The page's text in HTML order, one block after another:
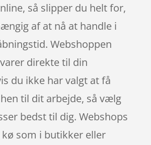
så slipper du helt for,
af at nå at handle i
Webshoppen
direkte til din
du ikke har valgt at få
til dit arbejde, så vælg
bedst til dig. Webshops
som i butikker eller